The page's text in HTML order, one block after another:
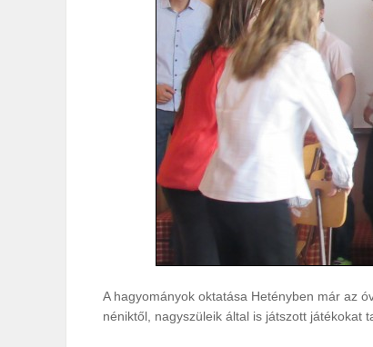
A hagyományok oktatása Hetényben már az
néniktől, nagyszüleik által is játszott játékokat